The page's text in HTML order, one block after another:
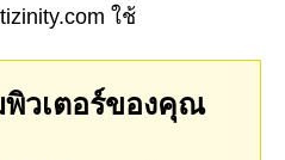
ใช้
วเตอร์ของคุณ